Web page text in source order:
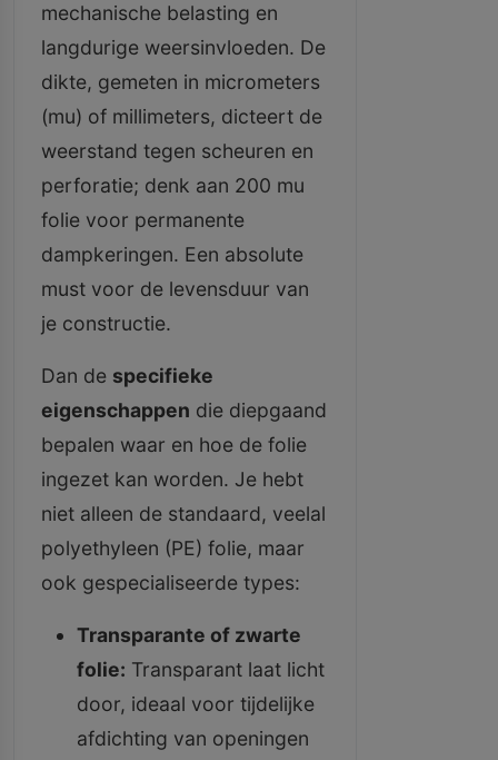
mechanische belasting en
langdurige weersinvloeden. De
dikte, gemeten in micrometers
(mu) of millimeters, dicteert de
weerstand tegen scheuren en
perforatie; denk aan 200 mu
folie voor permanente
dampkeringen. Een absolute
must voor de levensduur van
je constructie.
Dan de specifieke
eigenschappen die diepgaand
bepalen waar en hoe de folie
ingezet kan worden. Je hebt
niet alleen de standaard, veelal
polyethyleen (PE) folie, maar
ook gespecialiseerde types:
Transparante of zwarte
folie: Transparant laat licht
door, ideaal voor tijdelijke
afdichting van openingen